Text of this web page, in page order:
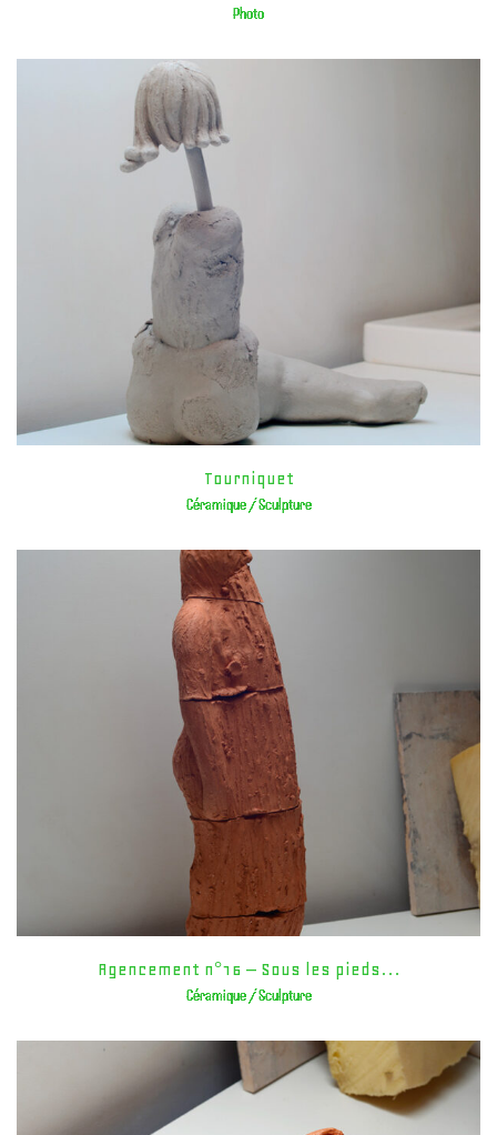
Photo
Tourniquet
Céramique / Sculpture
Agencement n°16 – Sous les pieds…
Céramique / Sculpture